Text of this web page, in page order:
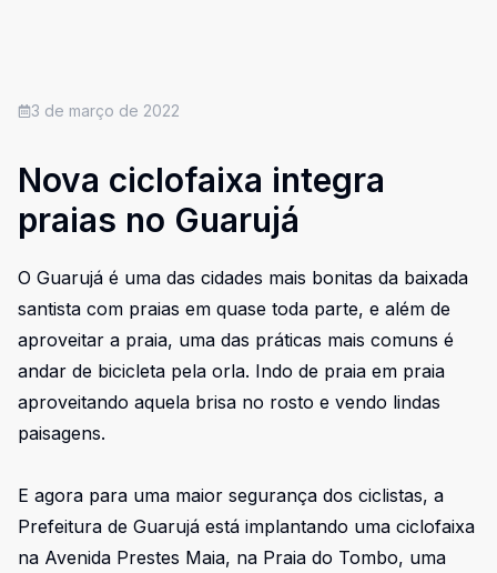
3 de março de 2022
Nova ciclofaixa integra
praias no Guarujá
O Guarujá é uma das cidades mais bonitas da baixada
santista com praias em quase toda parte, e além de
aproveitar a praia, uma das práticas mais comuns é
andar de bicicleta pela orla. Indo de praia em praia
aproveitando aquela brisa no rosto e vendo lindas
paisagens.
E agora para uma maior segurança dos ciclistas, a
Prefeitura de Guarujá está implantando uma ciclofaixa
na Avenida Prestes Maia, na Praia do Tombo, uma